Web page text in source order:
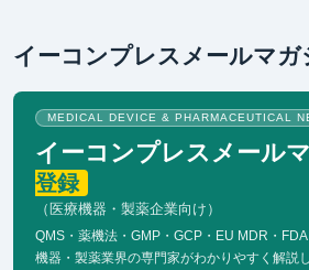
イーコンプレスメールマ
MEDICAL DEVICE & PHARMACEUTICAL
イーコンプレスメール
登録
（医療機器・製薬企業向け）
QMS・薬機法・GMP・GCP・EU MDR・
機器・製薬業界の専門家がわかりやすく解説